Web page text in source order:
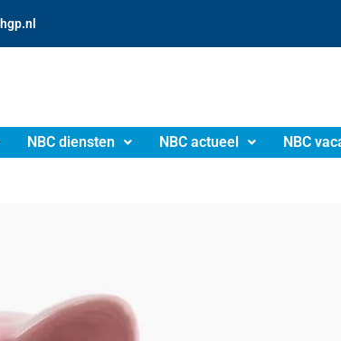
NBC diensten NBC actueel NBC